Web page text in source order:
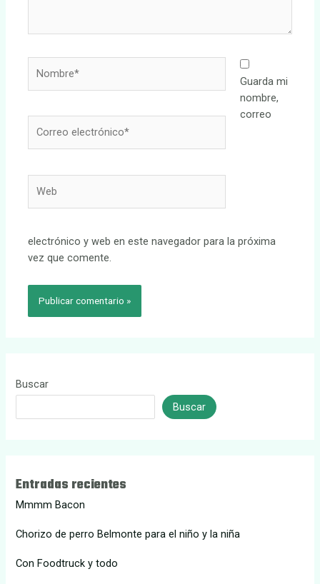
electrónico*
Guarda mi
nombre,
correo
electrónico y web en este navegador para la próxima
vez que comente.
Buscar
Buscar
Entradas recientes
Mmmm Bacon
Chorizo de perro Belmonte para el niño y la niña
Con Foodtruck y todo